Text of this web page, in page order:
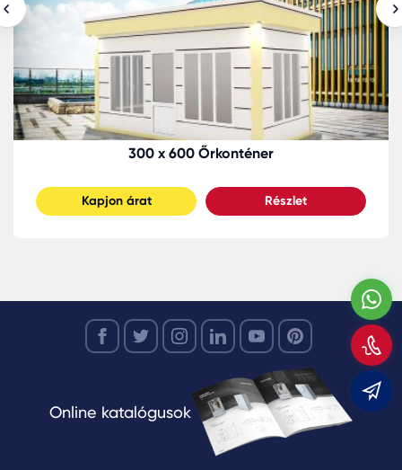
300 x 600 Őrkonténer
Kapjon árat Részlet
Online katalógusok